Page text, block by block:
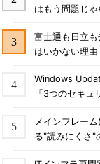
はもう問題じゃ
富士通も日立
はいかない理由
Windows
「3つのセキュ
メインフレー
る"読みにくさ"